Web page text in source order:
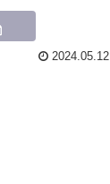
2024.05.12